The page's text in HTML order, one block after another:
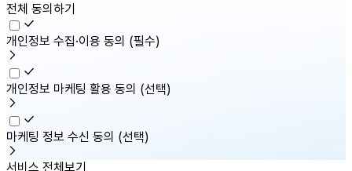
전체 동의하기
개인정보 수집·이용 동의 (필수)
개인정보 마케팅 활용 동의 (선택)
마케팅 정보 수신 동의 (선택)
서비스 전체보기